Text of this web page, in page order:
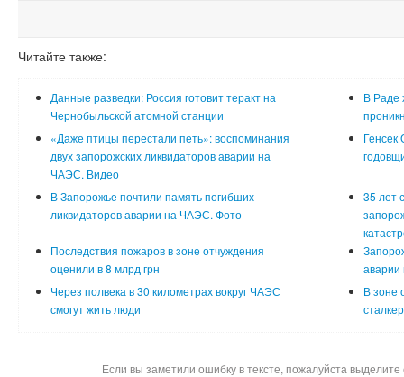
Читайте также:
Данные разведки: Россия готовит теракт на
Чернобыльской атомной станции
В Раде
«Даже птицы перестали петь»: воспоминания
двух запорожских ликвидаторов аварии на
ЧАЭС. Видео
Генсек
В Запорожье почтили память погибших
ликвидаторов аварии на ЧАЭС. Фото
35 лет
Последствия пожаров в зоне отчуждения
оценили в 8 млрд грн
Через полвека в 30 километрах вокруг ЧАЭС
смогут жить люди
В зоне
Если вы заметили ошибку в тексте, пожалуйста